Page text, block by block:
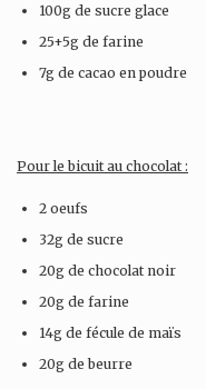
100g de sucre glace
25+5g de farine
7g de cacao en poudre
Pour le bicuit au chocolat :
2 oeufs
32g de sucre
20g de chocolat noir
20g de farine
14g de fécule de maïs
20g de beurre